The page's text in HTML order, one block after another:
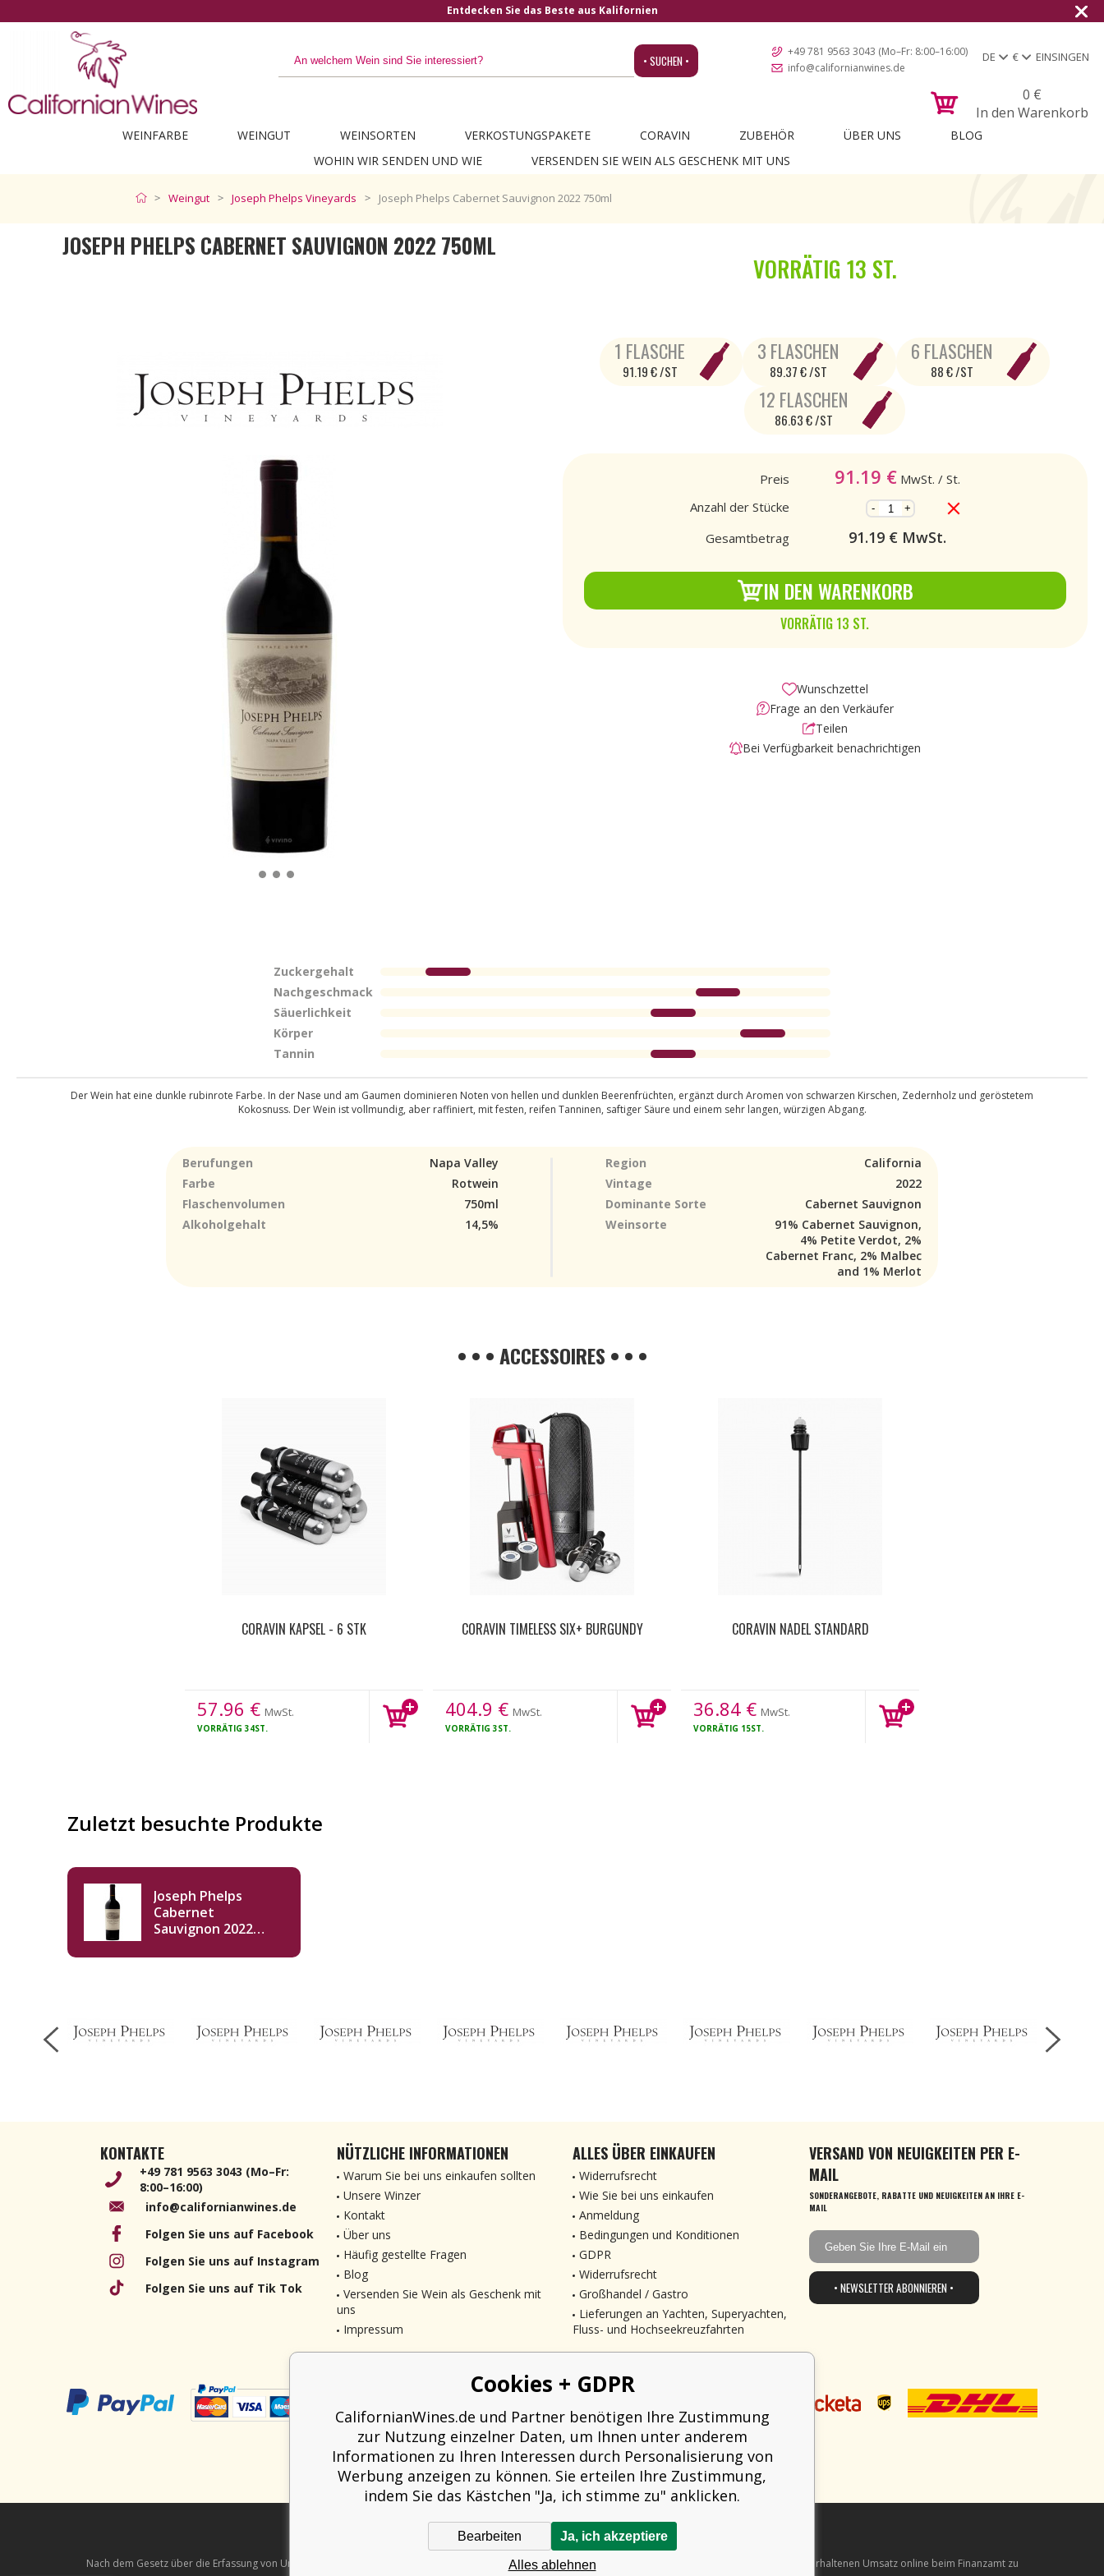
• SUCHEN •
+49 781 9563 3043 (Mo–Fr: 8:00–16:00)
info@californianwines.de
DE € EINSINGEN
0 €
In den Warenkorb
WEINFARBE WEINGUT WEINSORTEN VERKOSTUNGSPAKETE CORAVIN ZUBEHÖR ÜBER UNS
BLOG
WOHIN WIR SENDEN UND WIE
VERSENDEN SIE WEIN ALS GESCHENK MIT UNS
Weingut Joseph Phelps Vineyards Joseph Phelps Cabernet Sauvignon 2022 750ml
JOSEPH PHELPS CABERNET SAUVIGNON 2022 750ML
VORRÄTIG 13 ST.
1 FLASCHE
91.19 € /ST
3 FLASCHEN
89.37 € /ST
6 FLASCHEN
88 € /ST
12 FLASCHEN
86.63 € /ST
Preis 91.19 € MwSt. / St.
Anzahl der Stücke
- +
Gesamtbetrag 91.19€ MwSt.
IN DEN WARENKORB
VORRÄTIG 13 ST.
Wunschzettel
Frage an den Verkäufer
Teilen
Bei Verfügbarkeit benachrichtigen
Zuckergehalt
Nachgeschmack
Säuerlichkeit
Körper
Tannin
Der Wein hat eine dunkle rubinrote Farbe. In der Nase und am Gaumen dominieren Noten von hellen und dunklen Beerenfrüchten, ergänzt durch Aromen von schwarzen Kirschen, Zedernholz und geröstetem
Kokosnuss. Der Wein ist vollmundig, aber raffiniert, mit festen, reifen Tanninen, saftiger Säure und einem sehr langen, würzigen Abgang.
Berufungen Napa Valley Region
California
Farbe
Rotwein Vintage
2022
Flaschenvolumen
750ml Dominante Sorte
Cabernet Sauvignon
Alkoholgehalt
14,5% Weinsorte
91% Cabernet Sauvignon,
4% Petite Verdot, 2%
Cabernet Franc, 2% Malbec
and 1% Merlot
• • • ACCESSOIRES • • •
CORAVIN KAPSEL - 6 STK
57.96 € MwSt.
VORRÄTIG 34ST.
CORAVIN TIMELESS SIX+ BURGUNDY
404.9 € MwSt.
VORRÄTIG 3ST.
CORAVIN NADEL STANDARD
36.84 € MwSt.
VORRÄTIG 15ST.
Zuletzt besuchte Produkte
Joseph Phelps
Cabernet
Sauvignon 2022
KONTAKTE
+49 781 9563 3043 (Mo–Fr:
8:00–16:00)
info@californianwines.de
Folgen Sie uns auf Facebook
Folgen Sie uns auf Instagram
Folgen Sie uns auf Tik Tok
NÜTZLICHE INFORMATIONEN
Warum Sie bei uns einkaufen sollten
Unsere Winzer
Kontakt
Über uns
Häufig gestellte Fragen
Blog
Versenden Sie Wein als Geschenk mit
uns
Impressum
ALLES ÜBER EINKAUFEN
Widerrufsrecht
Wie Sie bei uns einkaufen
Anmeldung
Bedingungen und Konditionen
GDPR
Widerrufsrecht
Großhandel / Gastro
Lieferungen an Yachten, Superyachten,
Fluss- und Hochseekreuzfahrten
VERSAND VON NEUIGKEITEN PER E-
MAIL
SONDERANGEBOTE, RABATTE UND NEUIGKEITEN AN IHRE E-
MAIL
• NEWSLETTER ABONNIEREN •
Nach dem Gesetz über die Erfassung von Umsätzen ist der Verkäufer verpflichtet, dem Käufer eine Quittung auszustellen. Gleichzeitig ist er verpflichtet, den erhaltenen Umsatz online beim Finanzamt zu
Cookies + GDPR
CalifornianWines.de und Partner benötigen Ihre Zustimmung
zur Nutzung einzelner Daten, um Ihnen unter anderem
Informationen zu Ihren Interessen durch Personalisierung von
Werbung anzeigen zu können. Sie erteilen Ihre Zustimmung,
indem Sie das Kästchen "Ja, ich stimme zu" anklicken.
Alles ablehnen
Ja, ich akzeptiere
Bearbeiten